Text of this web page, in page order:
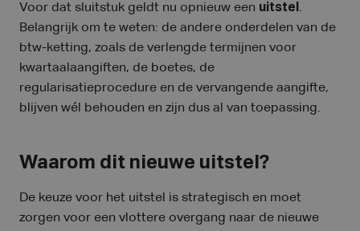
Voor dat sluitstuk geldt nu opnieuw een uitstel .
Belangrijk om te weten: de andere onderdelen van de
btw-ketting, zoals de verlengde termijnen voor
kwartaalaangiften, de boetes, de
regularisatieprocedure en de vervangende aangifte,
blijven wél behouden en zijn dus al van toepassing.
Waarom dit nieuwe uitstel?
De keuze voor het uitstel is strategisch en moet
zorgen voor een vlottere overgang naar de nieuwe